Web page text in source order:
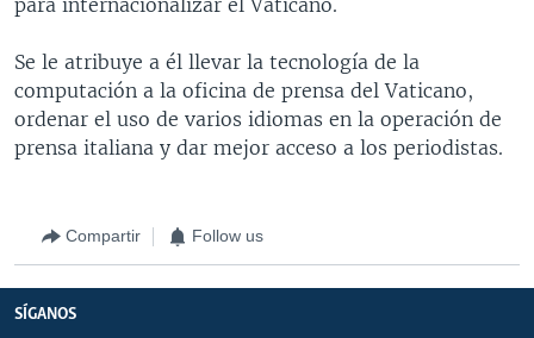
Se le atribuye a él llevar la tecnología de la
computación a la oficina de prensa del Vaticano,
ordenar el uso de varios idiomas en la operación de
prensa italiana y dar mejor acceso a los periodistas.
Compartir Follow us
SÍGANOS